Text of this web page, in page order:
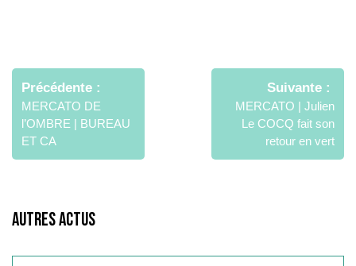
de
l’article
Précédente
MERCATO DE
l’OMBRE | BUREAU
ET CA
Suivante
MERCATO | Julien
Le COCQ fait son
retour en vert
Autres Actus